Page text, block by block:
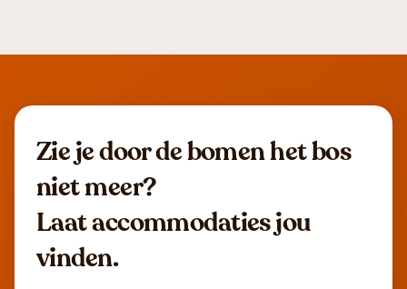
Zie je door de bomen het bos
niet meer?
Laat accommodaties jou
vinden.